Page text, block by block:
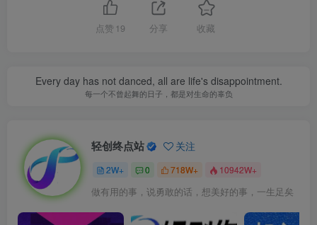
点赞 19 分享 收藏
Every day has not danced, all are life's disappointment.
每一个不曾起舞的日子，都是对生命的辜负
轻创终点站 关注
2W+ 0 718W+ 10942W+
做有用的事，说勇敢的话，想美好的事，一生足矣